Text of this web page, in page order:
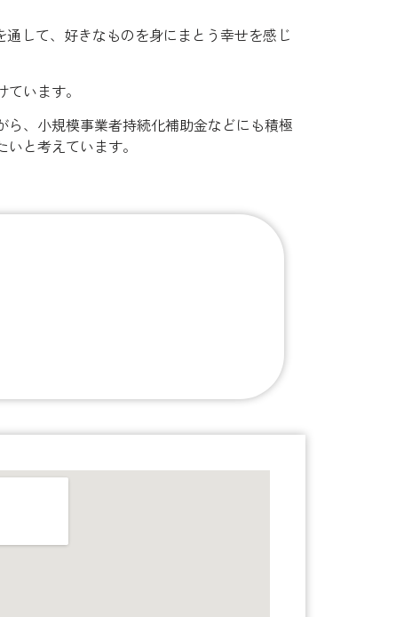
通して、好きなものを身にまとう幸せを感じ
います。
、小規模事業者持続化補助金などにも積極
と考えています。